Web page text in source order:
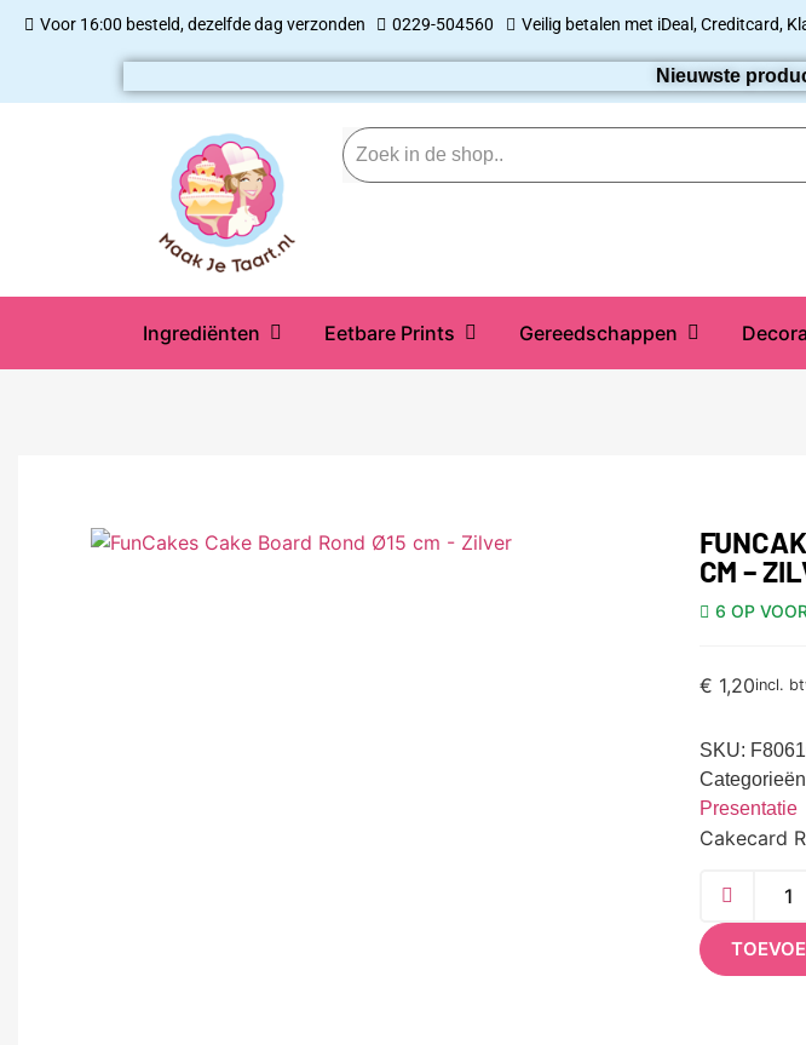
Voor 16:00 besteld, dezelfde dag verzonden 0229-504560 Veilig betalen met iDeal, Creditcard,
Nieuwste
Ingrediënten Eetbare Prints Gereedschappen
CM –
6 OP
€ 1,20incl.
SKU:
Presentatie
Cakecard